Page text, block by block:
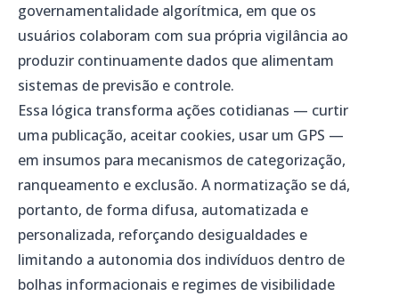
governamentalidade algorítmica, em que os
usuários colaboram com sua própria vigilância ao
produzir continuamente dados que alimentam
sistemas de previsão e controle.
Essa lógica transforma ações cotidianas — curtir
uma publicação, aceitar cookies, usar um GPS —
em insumos para mecanismos de categorização,
ranqueamento e exclusão. A normatização se dá,
portanto, de forma difusa, automatizada e
personalizada, reforçando desigualdades e
limitando a autonomia dos indivíduos dentro de
bolhas informacionais e regimes de visibilidade